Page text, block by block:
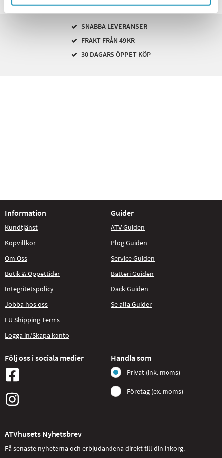
SNABBA LEVERANSER
FRAKT FRÅN 49KR
30 DAGARS ÖPPET KÖP
Information
Kundtjänst
Köpvillkor
Om Oss
Butik & Öppettider
Integritetspolicy
Jobba hos oss
EU Shipping Terms
Logga in/Skapa konto
Guider
ATV Guiden
Plog Guiden
Service Guiden
Batteri Guiden
Däck Guiden
Se alla Guider
Följ oss i sociala medier Handla som
Privat (ink. moms)
Företag (ex. moms)
ATVhusets Nyhetsbrev
Få senaste nyheterna och erbjudandena direkt till din inkorg.